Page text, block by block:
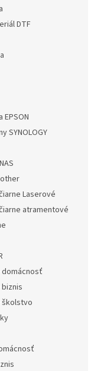
DTF
SYNOLOGY
Laserové
atramentové